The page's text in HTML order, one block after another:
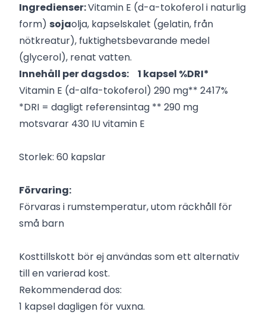
Ingredienser:Vitamin E (d-a-tokoferol i naturlig
form) sojaolja, kapselskalet (gelatin, från
nötkreatur), fuktighetsbevarande medel
(glycerol), renat vatten.
Innehåll per dagsdos: 1 kapsel %DRI*
Vitamin E (d-alfa-tokoferol) 290 mg** 2417%
*DRI = dagligt referensintag ** 290 mg
motsvarar 430 IU vitamin E
Storlek: 60 kapslar
Förvaring:
Förvaras i rumstemperatur, utom räckhåll för
små barn
Kosttillskott bör ej användas som ett alternativ
till en varierad kost.
Rekommenderad dos:
1 kapsel dagligen för vuxna.